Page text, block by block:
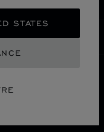
STATES
DE PAYS)